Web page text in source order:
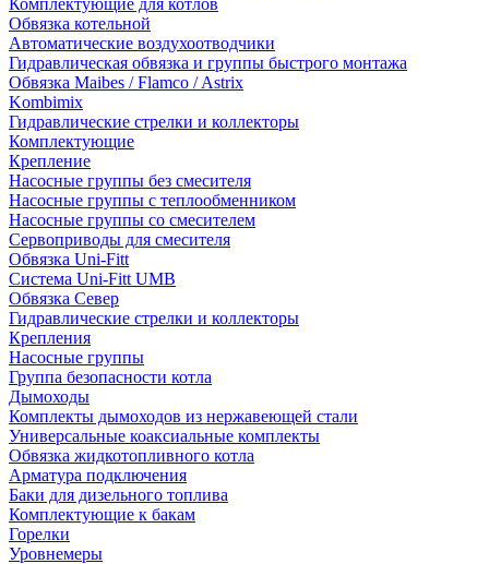
Обвязка котельной
Автоматические воздухоотводчики
Гидравлическая обвязка и группы быстрого монтажа
Обвязка Maibes / Flamco / Astrix
Kombimix
Гидравлические стрелки и коллекторы
Комплектующие
Крепление
Насосные группы без смесителя
Насосные группы с теплообменником
Насосные группы со смесителем
Сервоприводы для смесителя
Обвязка Uni-Fitt
Система Uni-Fitt UMB
Обвязка Север
Гидравлические стрелки и коллекторы
Крепления
Насосные группы
Группа безопасности котла
Дымоходы
Комплекты дымоходов из нержавеющей стали
Универсальные коаксиальные комплекты
Обвязка жидкотопливного котла
Арматура подключения
Баки для дизельного топлива
Комплектующие к бакам
Горелки
Уровнемеры